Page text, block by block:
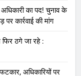
अधिकारी का पद! चुनाव के
कार्रवाई की मांग
फिर ठगे जा रहे :
अधिकारियों पर